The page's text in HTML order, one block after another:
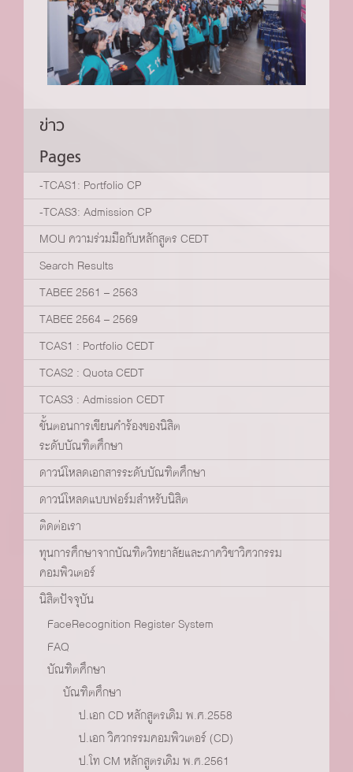
ข่าว
Pages
-TCAS1: Portfolio CP
-TCAS3: Admission CP
MOU ความร่วมมือกับหลักสูตร CEDT
Search Results
TABEE 2561 – 2563
TABEE 2564 – 2569
TCAS1 : Portfolio CEDT
TCAS2 : Quota CEDT
TCAS3 : Admission CEDT
ขั้นตอนการเขียนคำร้องของนิสิต
ระดับบัณฑิตศึกษา
ดาวน์โหลดเอกสารระดับบัณฑิตศึกษา
ดาวน์โหลดแบบฟอร์มสำหรับนิสิต
ติดต่อเรา
ทุนการศึกษาจากบัณฑิตวิทยาลัยและภาควิชาวิศวกรรม
คอมพิวเตอร์
นิสิตปัจจุบัน
FaceRecognition Register System
FAQ
บัณฑิตศึกษา
บัณฑิตศึกษา
ป.เอก CD หลักสูตรเดิม พ.ศ.2558
ป.เอก วิศวกรรมคอมพิวเตอร์ (CD)
ป.โท CM หลักสูตรเดิม พ.ศ.2561